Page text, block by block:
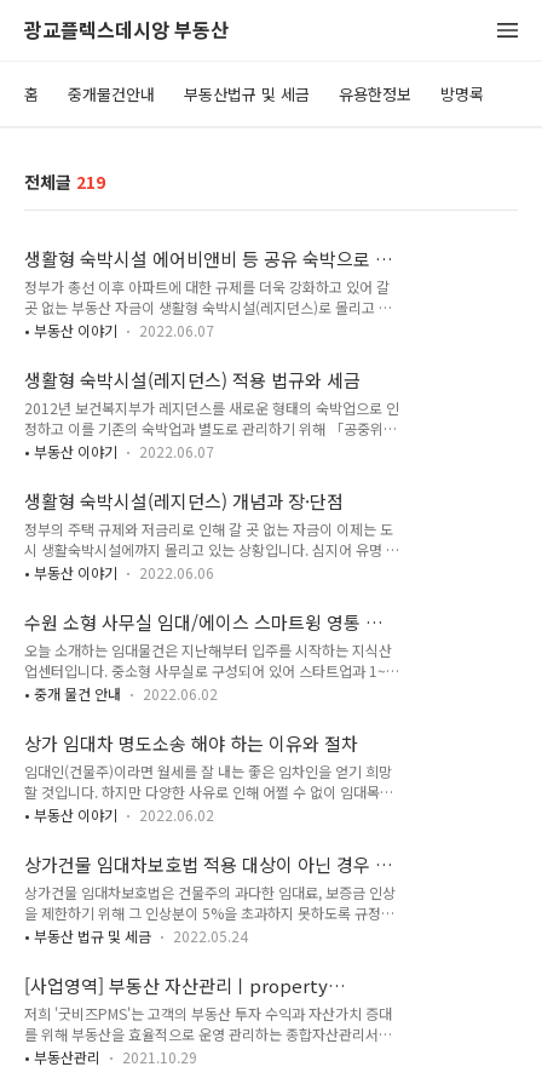
광교플렉스데시앙 부동산
홈 중개물건안내 부동산법규 및 세금 유용한정보 방명록
전체글 219
생활형 숙박시설 에어비앤비 등 공유 숙박으로 사
용할 수 있을까
정부가 총선 이후 아파트에 대한 규제를 더욱 강화하고 있어 갈
곳 없는 부동산 자금이 생활형 숙박시설(레지던스)로 몰리고 있
습니다. 과거 정부가 주택 안정화를 위해 아파트를 규제하면 수
있었으나, 요즘은 오피스텔이나 상가 시장도 공급과잉에 법적 규
제가 강화되면서 투자여건이 나빠지자, 규제를 받지 않으면서 실
거주는 물론 임대, 숙박업까지 가능한 생활형 숙박시설에 투자하
는 수요가 증가하고 있는 것입니다. 특히 저금리 바람을 타고 수
도권을 중심으로 집값 상승이 지속되면서 풍선효과로 수도권 생
서울 수도권에 분양하는 생활형 숙박시설에는 유망 투자처를 중
심으로 빠른 물량 선점에 나서려는 움직임이 ..
• 부동산 이야기 2022.06.07
생활형 숙박시설(레지던스) 적용 법규와 세금
2012년 보건복지부가 레지던스를 새로운 형태의 숙박업으로 인
정하고 이를 기존의 숙박업과 별도로 관리하기 위해 「공중위생
관리법」 시행령에 ‘생활숙박업’을 추가하였습니다. 또 레지던
서비스가 제공되는 주거시설을 말하지만, 주택법이 아닌 「건축
법」의 적용을 받습니다. 공중위생관리법 제2조 제1항 제1호에
따르면 공중위생영업이라 함은 다수인을 대상으로 위생관리 서
비스를 제공하는 영업으로서 숙박업ㆍ목욕장업ㆍ이용업ㆍ미용
업ㆍ세탁업ㆍ위생관리용역업을 말하고, 동항 제2호에서는 공중
생관리법 시행령 제4조 1호에 따르면 숙박업은 일반숙박업과 생
활숙박업으로 나뉩니다. 이에 따르면 생활숙박업은 손님이 잠을
자..
• 부동산 이야기 2022.06.07
생활형 숙박시설(레지던스) 개념과 장·단점
정부의 주택 규제와 저금리로 인해 갈 곳 없는 자금이 이제는 도
시 생활숙박시설에까지 몰리고 있는 상황입니다. 심지어 유명 건
설사가 공급하는 생활숙박시설에는 아파트처럼 많은 프리미엄
던스'를 오피스텔이나 아파트로 알고 투자하는 분들이 의외로 많
다는 것입니다. 최근에 공급하는 생활숙박시설들은 편리한 교통
과 생활 편의시설을 갖춘 곳에 분양하는 경우가 많고, 취사는 물
론 개별등기와 전입신고가 가능해 아파트처럼 소유할 수 있을 뿐
만 아니라 임대, 전대도 가능하다 보니 프리미엄을 보고 투자하
실거주 또는 수익형 임대운영이 가능하고, 언제든 분양권 전매
및 매매를 할 수 있는 데다, 주택이 아니기 ..
• 부동산 이야기 2022.06.06
수원 소형 사무실 임대/에이스 스마트윙 영통 지
식산업센터
오늘 소개하는 임대물건은 지난해부터 입주를 시작하는 지식산
업센터입니다. 중소형 사무실로 구성되어 있어 스타트업과 1~2
인 기업들에게 안성맞춤인 지식산업센터입니다. 삼성전자가 있
피스형 지식산업센터 공급이 많지 않아 신규 공급에 대한 욕구가
높은 지역이다 보니 분양 당시부터 투자자들에게 많은 관심을 받
았는데요. 입주를 앞두고 있는 지금도 투자 및 입주 문의가 식지
않고 있습니다. 최근 정부의 청년 창업 지원 사업 등 1인 기업 증
가와 경기 침체에 따른 기업들의 높은 임대료 부담으로 인해 소
로 비대면 서비스가 늘면서 온라인 창업자, 유튜버 등 소규모 오
피스에 대한 수요까지 증가하고 있어 에..
• 중개 물건 안내 2022.06.02
상가 임대차 명도소송 해야 하는 이유와 절차
임대인(건물주)이라면 월세를 잘 내는 좋은 임차인을 얻기 희망
할 것입니다. 하지만 다양한 사유로 인해 어쩔 수 없이 임대목적
물에 대해 명도를 진행해야 할 때가 있습니다. 가장 흔한 사례가
임차인이 임대료를 연체하는 등의 이유로 계약이 종료됐을 때,
불법점유자가 권한 없이 토지나 건물을 점유하고 있을 때, 명도
소송을 제기하는 경우입니다. 구체적으로는 다음과 같습니다.
① 임차인이 임대차 기간이 다 지났는데도 건물이나 토지를 돌
려주지 않는 경우 ② 임차인이 3기에 해당하는 차임을 연체했을
부를 전대하거나, 파손했을 경우 ④ 경매 낙찰자가 명도를 요구
했는데도 정당한 권원이 없는 점유자..
• 부동산 이야기 2022.06.02
상가건물 임대차보호법 적용 대상이 아닌 경우 임
대료 상한선은?
상​가건물 임대차보호법은 건물주의 과다한 임대료, 보증금 인상
을 제한하기 위해 그 인상분이 5%을 초과하지 못하도록 규정하
고 있습니다. 법 적용은 사업자등록 대상이 되는 상가건물의 임
임대차 목적물의 주된 부분이 영업용으로 사용되어야 합니다. 일
부층을 임차해서 운영 중인 유치원이나 일반 사무실과 다름없이
임차해서 사용하는 동창회 사무실, 종중 사무실 등은 상가건물
임대차보호법 대상이 아닙니다. 상가건물 임대차보호법은 제2
조, 제3조에 따라 '상가건물' 임대차에 적용되는 법률입니다. ※
• 부동산 법규 및 세금 2022.05.24
[사업영역] 부동산 자산관리ㅣproperty
management service
저희 '굿비즈PMS'는 고객의 부동산 투자 수익과 자산가치 증대
를 위해 부동산을 효율적으로 운영 관리하는 종합자산관리서비
스(Property Management Service) 회사입니다. 주요 업무는
• 부동산관리 2021.10.29